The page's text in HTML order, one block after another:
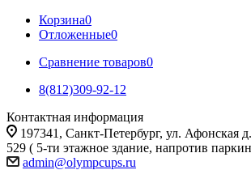
Корзина0
Отложенные0
Сравнение товаров0
8(812)309-92-12
Контактная информация
197341, Санкт-Петербург, ул. Афонская
529 ( 5-ти этажное здание, напротив
admin@olympcups.ru